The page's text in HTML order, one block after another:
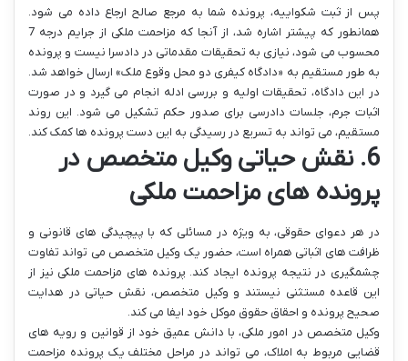
پس از ثبت شکواییه، پرونده شما به مرجع صالح ارجاع داده می شود.
همانطور که پیشتر اشاره شد، از آنجا که مزاحمت ملکی از جرایم درجه 7
محسوب می شود، نیازی به تحقیقات مقدماتی در دادسرا نیست و پرونده
به طور مستقیم به «دادگاه کیفری دو محل وقوع ملک» ارسال خواهد شد.
در این دادگاه، تحقیقات اولیه و بررسی ادله انجام می گیرد و در صورت
اثبات جرم، جلسات دادرسی برای صدور حکم تشکیل می شود. این روند
مستقیم، می تواند به تسریع در رسیدگی به این دست پرونده ها کمک کند.
6. نقش حیاتی وکیل متخصص در
پرونده های مزاحمت ملکی
در هر دعوای حقوقی، به ویژه در مسائلی که با پیچیدگی های قانونی و
ظرافت های اثباتی همراه است، حضور یک وکیل متخصص می تواند تفاوت
چشمگیری در نتیجه پرونده ایجاد کند. پرونده های مزاحمت ملکی نیز از
این قاعده مستثنی نیستند و وکیل متخصص، نقش حیاتی در هدایت
صحیح پرونده و احقاق حقوق موکل خود ایفا می کند.
وکیل متخصص در امور ملکی، با دانش عمیق خود از قوانین و رویه های
قضایی مربوط به املاک، می تواند در مراحل مختلف یک پرونده مزاحمت